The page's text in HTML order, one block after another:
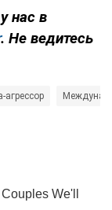
нас в
. Не ведитесь
агрессор